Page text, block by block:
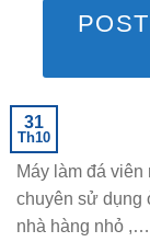
31
Th10
Máy làm đá
chuyên sử dụng
nhà hàng nhỏ